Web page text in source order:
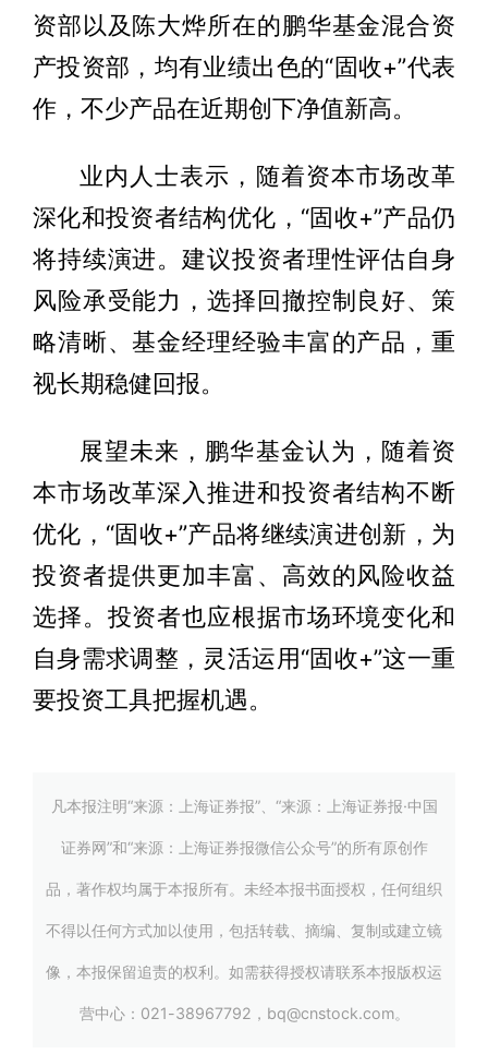
资部以及陈大烨所在的鹏华基金混合资
产投资部，均有业绩出色的“固收+”代表
作，不少产品在近期创下净值新高。
业内人士表示，随着资本市场改革
深化和投资者结构优化，“固收+”产品仍
将持续演进。建议投资者理性评估自身
风险承受能力，选择回撤控制良好、策
略清晰、基金经理经验丰富的产品，重
视长期稳健回报。
展望未来，鹏华基金认为，随着资
本市场改革深入推进和投资者结构不断
优化，“固收+”产品将继续演进创新，为
投资者提供更加丰富、高效的风险收益
选择。投资者也应根据市场环境变化和
自身需求调整，灵活运用“固收+”这一重
要投资工具把握机遇。
凡本报注明“来源：上海证券报”、“来源：上海证券报·中国
证券网”和“来源：上海证券报微信公众号”的所有原创作
品，著作权均属于本报所有。未经本报书面授权，任何组织
不得以任何方式加以使用，包括转载、摘编、复制或建立镜
像，本报保留追责的权利。如需获得授权请联系本报版权运
营中心：021-38967792，bq@cnstock.com。